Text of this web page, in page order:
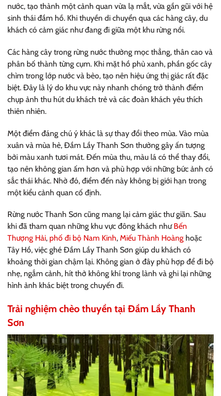
nước, tạo thành một cảnh quan vừa lạ mắt, vừa gần gũi với hệ
sinh thái đầm hồ. Khi thuyền di chuyển qua các hàng cây, du
khách có cảm giác như đang đi giữa một khu rừng nổi.
Các hàng cây trong rừng nước thường mọc thẳng, thân cao và
phân bố thành từng cụm. Khi mặt hồ phủ xanh, phần gốc cây
chìm trong lớp nước và bèo, tạo nên hiệu ứng thị giác rất đặc
biệt. Đây là lý do khu vực này nhanh chóng trở thành điểm
chụp ảnh thu hút du khách trẻ và các đoàn khách yêu thích
thiên nhiên.
Một điểm đáng chú ý khác là sự thay đổi theo mùa. Vào mùa
xuân và mùa hè, Đầm Lầy Thanh Sơn thường gây ấn tượng
bởi màu xanh tươi mát. Đến mùa thu, màu lá có thể thay đổi,
tạo nên không gian ấm hơn và phù hợp với những bức ảnh có
sắc thái khác. Nhờ đó, điểm đến này không bị giới hạn trong
một kiểu cảnh quan cố định.
Rừng nước Thanh Sơn cũng mang lại cảm giác thư giãn. Sau
khi đã tham quan những khu vực đông khách nhưBến
Thượng Hải, phố đi bộ Nam Kinh, Miếu Thành Hoàng hoặc
Tây Hồ, việc ghé Đầm Lầy Thanh Sơn giúp du khách có
khoảng thời gian chậm lại. Không gian ở đây phù hợp để đi bộ
nhẹ, ngắm cảnh, hít thở không khí trong lành và ghi lại những
hình ảnh khác biệt trong chuyến đi.
Trải nghiệm chèo thuyền tại Đầm Lầy Thanh
Sơn